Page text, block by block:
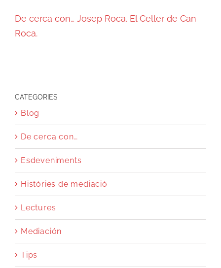
De cerca con… Josep Roca. El Celler de Can
Roca.
CATEGORIES
Blog
De cerca con…
Esdeveniments
Històries de mediació
Lectures
Mediación
Tips